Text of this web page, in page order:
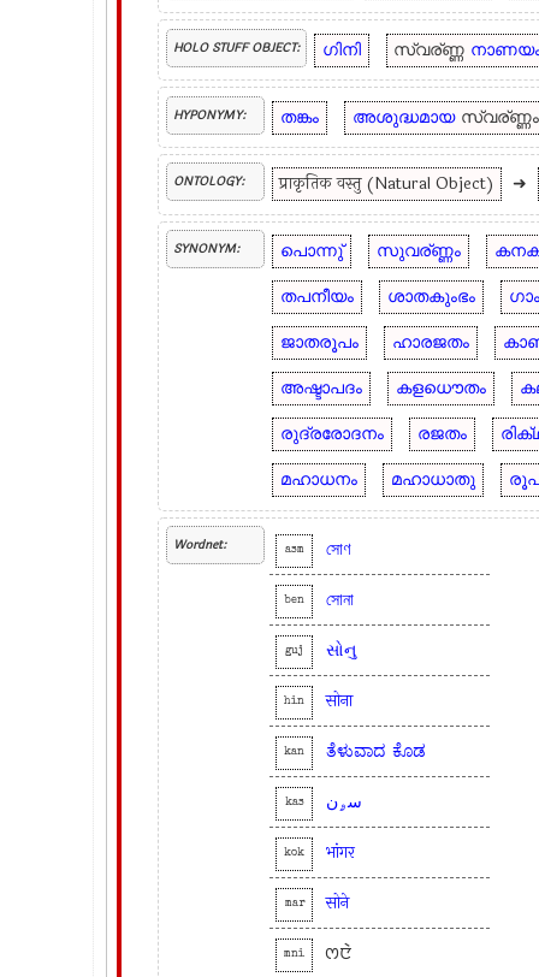
HOLO STUFF OBJECT: ഗിനി സ്വര്ണ്ണ
HYPONYMY: തങ്കം അശുദ്ധമായ സ്വര്ണ്ണം
ONTOLOGY: प्राकृतिक वस्तु (Natural Object) ➜
SYNONYM: പൊന്നു് സുവര്ണ്ണം
തപനീയം
ശാതകുംഭം
ജാതരൂപം
ഹാരജതം
അഷ്ടാപദം
കളധൌതം
രുദ്രരോദനം
രജതം
മഹാധനം
മഹാധാതു
Wordnet: asm সোণ
ben সোনা
guj સોનુ
hin सोना
kan ತೆಳುವಾದ ಕೊಡ
kas سۄن
kok भांगर
mar सोने
mni ꯁꯅꯥ